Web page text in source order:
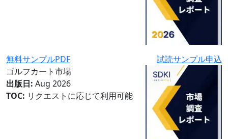
無料サンプルPDF
試読サンプル申込
ゴルフカート市場
出版日: Aug 2026
TOC: リクエストに応じて利用可能